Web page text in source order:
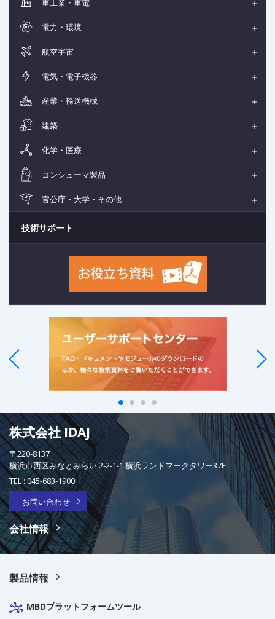
重工業・重電
電力・環境
航空宇宙
電気・電子機器
産業・輸送機械
建築
化学・医療
コンシューマ製品
官公庁・大学・その他
技術サポート
株式会社 IDAJ
〒220-8137
横浜市西区みなとみらい 2-2-1-1 横浜ランドマークタワー37F
TEL :045-683-1900
お問い合わせ
会社情報
製品情報
MBDプラットフォームツール